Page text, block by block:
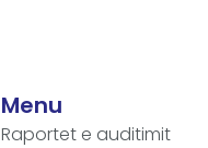
Menu
Raportet e auditimit